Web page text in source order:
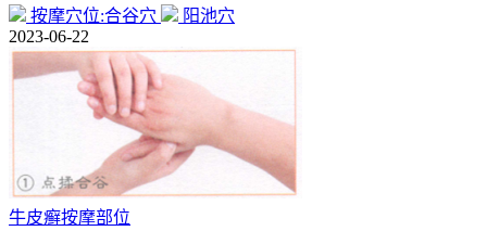
按摩穴位:合谷穴
阳池穴
2023-06-22
牛皮癣按摩部位